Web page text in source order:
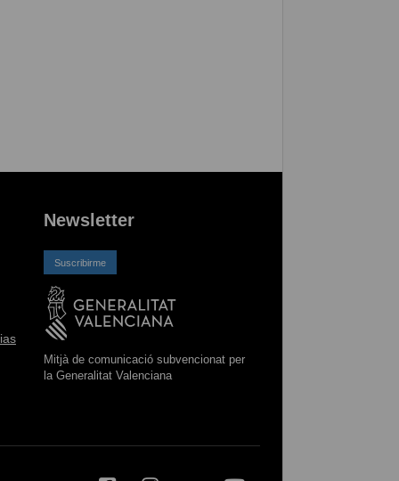
Newsletter
Suscribirme
Mitjà de comunicació subvencionat per
la Generalitat Valenciana